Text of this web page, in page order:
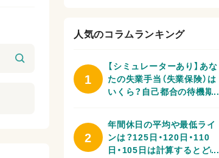
人気のコラムランキング
1
【シミュレーターあり】あな
たの失業手当（失業保険）は
いくら？自己都合の待機期
2
年間休日の平均や最低ライ
ンは？125日・120日・110
日・105日は計算するとどの